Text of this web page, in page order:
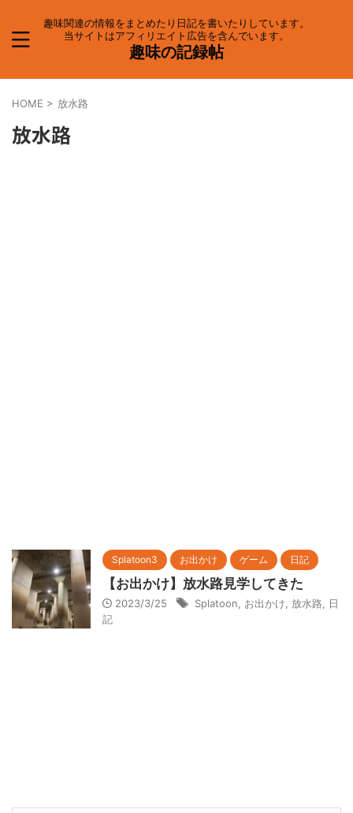
趣味関連の情報をまとめたり日記を書いたりしています。
当サイトはアフィリエイト広告を含んでいます。
趣味の記録帖
HOME > 放水路
放水路
Splatoon3 お出かけ ゲーム 日記
【お出かけ】放水路見学してきた
2023/3/25 Splatoon お出かけ 放水路
日
記